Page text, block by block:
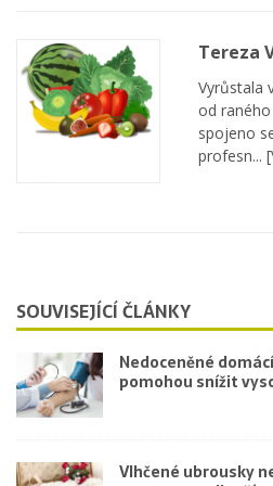
Tereza
Vyrůstala
od
spojeno
profesn...
SOUVISEJÍCÍ ČLÁNKY
Nedoceněné
pomohou snížit
Vlhčené ubrousky